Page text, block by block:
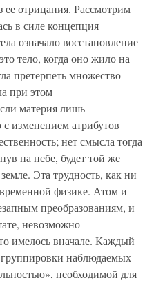
отрицания. Рассмотрим
в силе концепция
означало восстановление
тело, когда оно жило на
претерпеть множество
при этом
материя лишь
с изменением атрибутов
нет смысла тогда
на небе, будет той же
Эта трудность, как ни
физике. Атом и
преобразованиям, и
невозможно
имелось вначале. Каждый
наблюдаемых
необходимой для